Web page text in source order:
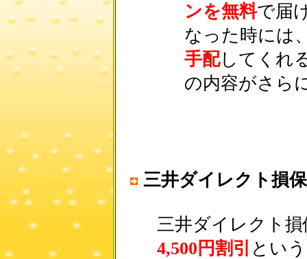
ンを無料で届
なった時には
手配してくれ
の内容がさら
三井ダイレクト損
三井ダイレクト
4,500円割引 とい